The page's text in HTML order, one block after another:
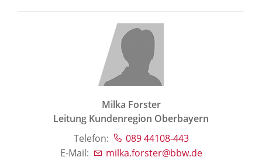
Milka Forster
Leitung Kundenregion Oberbayern
Telefon:
089 44108-443
E-Mail:
milka.forster@bbw.de